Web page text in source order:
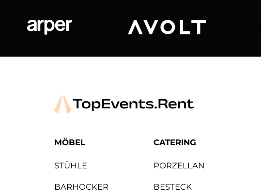
MÖBEL
STÜHLE
BARHOCKER
CATERING
PORZELLAN
BESTECK